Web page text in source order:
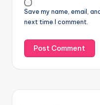
Save my name, email,
next time I comment.